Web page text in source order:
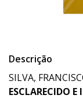
Descrição
SILVA,
ESCLARECIDO